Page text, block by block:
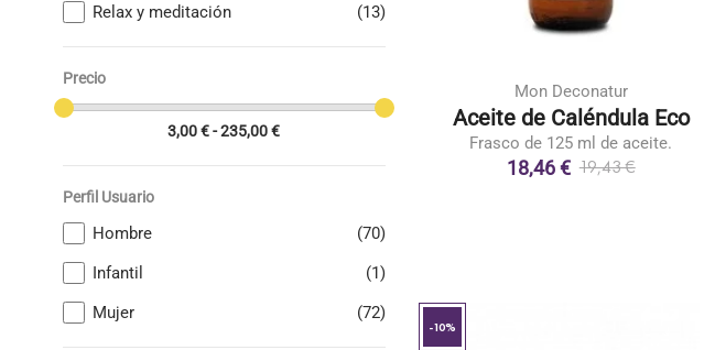
Relax y meditación
(13)
Precio
3,00 € - 235,00 €
Perfil Usuario
Hombre
(70)
Infantil
(1)
Mujer
(72)
Mon Deconatur
Aceite de Caléndula Eco
Frasco de 125 ml de aceite.
18,46 € 19,43 €
-10%